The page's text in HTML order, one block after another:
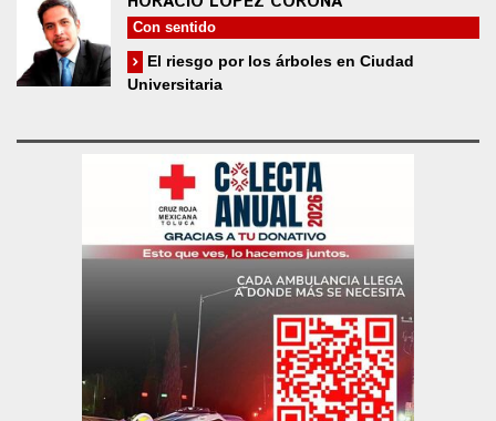
Con sentido
El riesgo por los árboles en Ciudad
Universitaria